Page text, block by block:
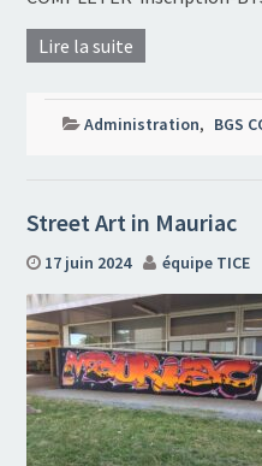
Lire la suite
Administration, BGS
Street Art in Mauriac
17 juin 2024 équipe TICE